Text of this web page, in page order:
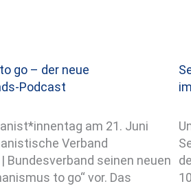
go – der neue
Podcast
am 21. Juni
Verband
Bundesverband seinen neuen
to go“ vor. Das